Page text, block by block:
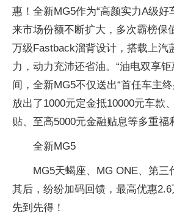
惠！全新MG5作为“高颜实力A级好
来市场份额不断扩大，多次霸榜保
万级Fastback溜背设计，搭载上汽
力，动力充沛还省油。“油电双享
间，全新MG5不仅送出“首任车主
放出了1000元定金抵10000元车款
贴、至高5000元金融贴息等多重福
全新MG5
MG5天蝎座、MG ONE、第三
其后，纷纷加码回馈，最高优惠2.6
先到先得！